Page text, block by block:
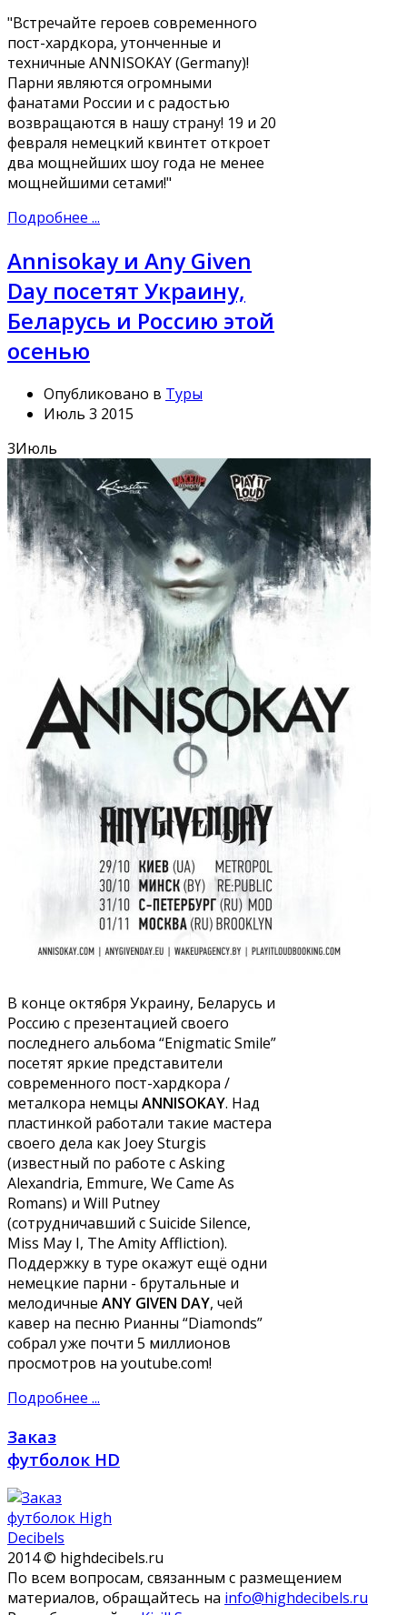
"Встречайте героев современного
пост-хардкора, утонченные и
техничные ANNISOKAY (Germany)!
Парни являются огромными
фанатами России и с радостью
возвращаются в нашу страну! 19 и 20
февраля немецкий квинтет откроет
два мощнейших шоу года не менее
мощнейшими сетами!"
Подробнее ...
Annisokay и Any Given
Day посетят Украину,
Беларусь и Россию этой
осенью
Опубликовано в Туры
Июль 3 2015
3Июль
В конце октября Украину, Беларусь и
Россию с презентацией своего
последнего альбома “Enigmatic Smile”
посетят яркие представители
современного пост-хардкора /
металкора немцы ANNISOKAY. Над
пластинкой работали такие мастера
своего дела как Joey Sturgis
(известный по работе с Asking
Alexandria, Emmure, We Came As
Romans) и Will Putney
(сотрудничавший с Suicide Silence,
Miss May I, The Amity Affliction).
Поддержку в туре окажут ещё одни
немецкие парни - брутальные и
мелодичные ANY GIVEN DAY, чей
кавер на песню Рианны “Diamonds”
собрал уже почти 5 миллионов
просмотров на youtube.com!
Подробнее ...
Заказ
футболок HD
2014 © highdecibels.ru
По всем вопросам, связанным с размещением
материалов, обращайтесь на info@highdecibels.ru